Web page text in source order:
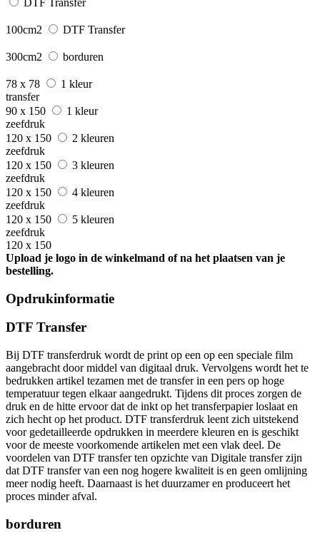
100cm2 DTF Transfer
300cm2 borduren
78 x 78
1 kleur
transfer
90 x 150
1 kleur
zeefdruk
120 x 150
2 kleuren
zeefdruk
120 x 150
3 kleuren
zeefdruk
120 x 150
4 kleuren
zeefdruk
120 x 150
5 kleuren
zeefdruk
120 x 150
Upload je logo in de winkelmand of na het plaatsen van je
bestelling.
Opdrukinformatie
DTF Transfer
Bij DTF transferdruk wordt de print op een op een speciale film
aangebracht door middel van digitaal druk. Vervolgens wordt het te
bedrukken artikel tezamen met de transfer in een pers op hoge
temperatuur tegen elkaar aangedrukt. Tijdens dit proces zorgen de
druk en de hitte ervoor dat de inkt op het transferpapier loslaat en
zich hecht op het product. DTF transferdruk leent zich uitstekend
voor gedetailleerde opdrukken in meerdere kleuren en is geschikt
voor de meeste voorkomende artikelen met een vlak deel. De
voordelen van DTF transfer ten opzichte van Digitale transfer zijn
dat DTF transfer van een nog hogere kwaliteit is en geen omlijning
meer nodig heeft. Daarnaast is het duurzamer en produceert het
proces minder afval.
borduren